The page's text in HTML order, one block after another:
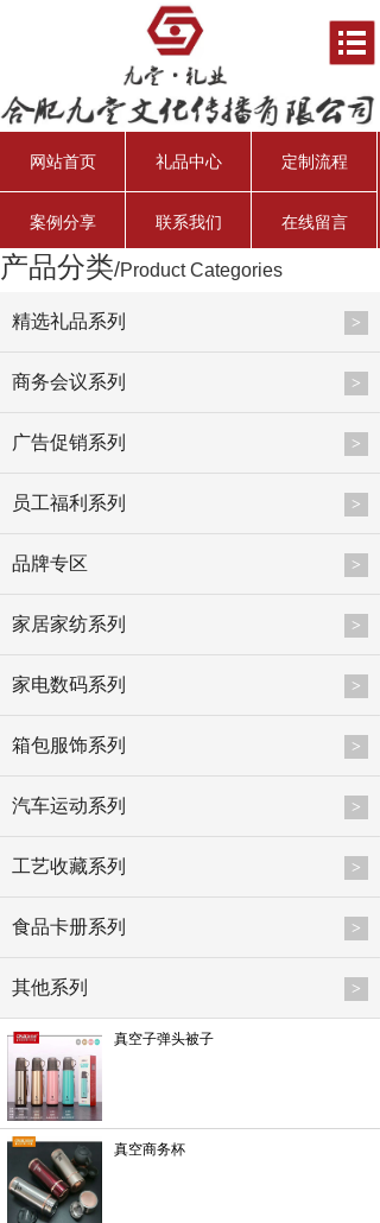
网站首页 礼品中心 定制流程
案例分享 联系我们 在线留言
资产管理经理 行业分析师 资深投资总监
产品分类/Product Categories
精选礼品系列 >
商务会议系列 >
广告促销系列 >
员工福利系列 >
品牌专区 >
家居家纺系列 >
家电数码系列 >
箱包服饰系列 >
汽车运动系列 >
工艺收藏系列 >
食品卡册系列 >
其他系列 >
真空子弹头被子
真空商务杯